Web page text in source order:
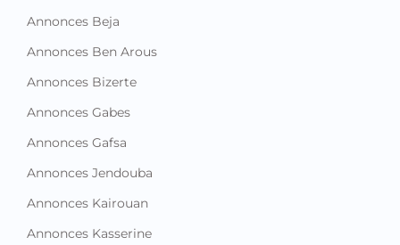
Annonces Beja
Annonces Ben Arous
Annonces Bizerte
Annonces Gabes
Annonces Gafsa
Annonces Jendouba
Annonces Kairouan
Annonces Kasserine